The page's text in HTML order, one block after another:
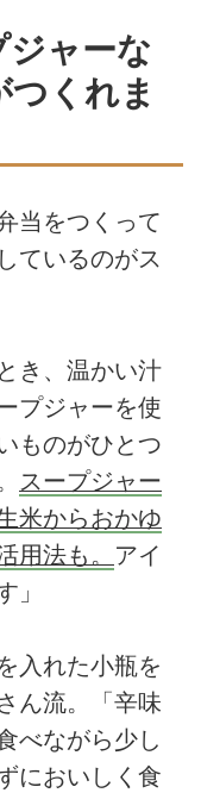
ャーな
つくれま
当をつくって
ているのがス
き、温かい汁
プジャーを使
ものがひとつ
スープジャー
米からおかゆ
用法も。 アイ
」
入れた小瓶を
ん流。「辛味
べながら少し
においしく食